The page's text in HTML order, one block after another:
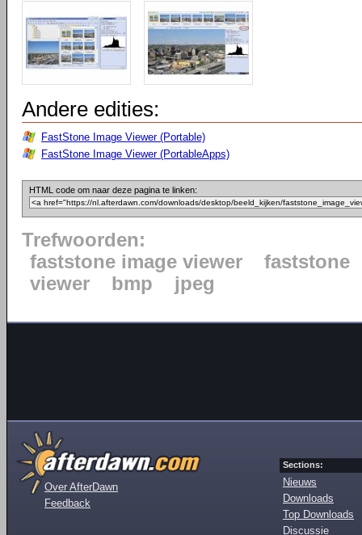
Andere edities:
FastStone Image Viewer (Portable)
FastStone Image Viewer (PortableApps)
HTML code om naar deze pagina te linken:
Trefwoorden:
faststone image viewer
faststone
viewer
bmp jpeg
Over AfterDawn
Feedback
Sections:
Nieuws
Downloads
Top Downloads
Discussie